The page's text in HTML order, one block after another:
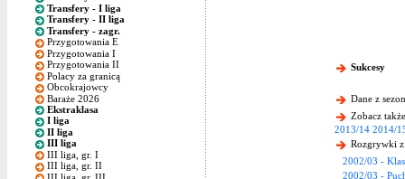
Transfery - I liga
Transfery - II liga
Transfery - zagr.
Przygotowania E
Przygotowania I
Przygotowania II
Polacy za granicą
Obcokrajowcy
Baraże 2026
Ekstraklasa
I liga
II liga
III liga
III liga, gr. I
III liga, gr. II
Sukcesy
Dane z
Zobacz
2013/14 2014/
Rozgrywki z
2002/03 -
2002/03 -